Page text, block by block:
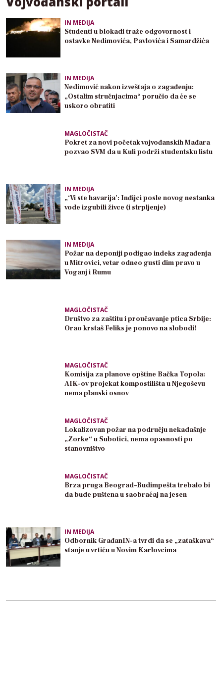
IN MEDIJA
Studenti u blokadi traže odgovornost i
ostavke Nedimovića, Pavlovića i Samardžića
IN MEDIJA
Nedimović nakon izveštaja o zagađenju:
„Ostalim stručnjacima“ poručio da će se
uskoro obratiti
MAGLOČISTAČ
Pokret za novi početak vojvođanskih Mađara
pozvao SVM da u Kuli podrži studentsku listu
IN MEDIJA
„‘Vi ste havarija’: Inđijci posle novog nestanka
vode izgubili živce (i strpljenje)
IN MEDIJA
Požar na deponiji podigao indeks zagađenja
u Mitrovici, vetar odneo gusti dim pravo u
Voganj i Rumu
MAGLOČISTAČ
Društvo za zaštitu i proučavanje ptica Srbije:
Orao krstaš Feliks je ponovo na slobodi!
MAGLOČISTAČ
Komisija za planove opštine Bačka Topola:
AIK-ov projekat kompostilišta u Njegoševu
nema planski osnov
MAGLOČISTAČ
Lokalizovan požar na području nekadašnje
„Zorke“ u Subotici, nema opasnosti po
stanovništvo
MAGLOČISTAČ
Brza pruga Beograd–Budimpešta trebalo bi
da bude puštena u saobraćaj na jesen
IN MEDIJA
Odbornik GrađanIN-a tvrdi da se „zataškava“
stanje u vrtiću u Novim Karlovcima